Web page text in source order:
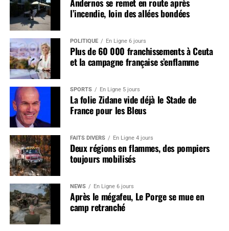
Andernos se remet en route après
l’incendie, loin des allées bondées
POLITIQUE En Ligne 6 jours
Plus de 60 000 franchissements à Ceuta
et la campagne française s’enflamme
SPORTS En Ligne 5 jours
La folie Zidane vide déjà le Stade de
France pour les Bleus
FAITS DIVERS En Ligne 4 jours
Deux régions en flammes, des pompiers
toujours mobilisés
NEWS En Ligne 6 jours
Après le mégafeu, Le Porge se mue en
camp retranché